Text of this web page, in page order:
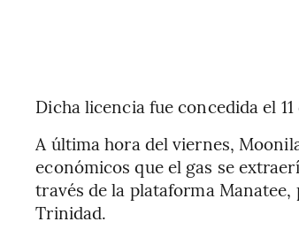
Dicha licencia fue concedida el
A última hora del viernes,
económicos que el gas se
través de la plataforma Manatee,
Trinidad.